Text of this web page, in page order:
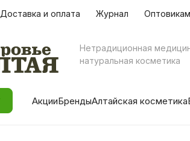
Доставка и оплата Журнал Оптовикам
Нетрадиционная
натуральная косметика
АкцииБрендыАлтайская косметика